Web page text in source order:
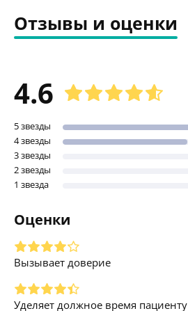
Отзывы и оценки
4.6
5 звезды
4 звезды
3 звезды
2 звезды
1 звезда
Оценки
Вызывает доверие
Уделяет должное время пациенту